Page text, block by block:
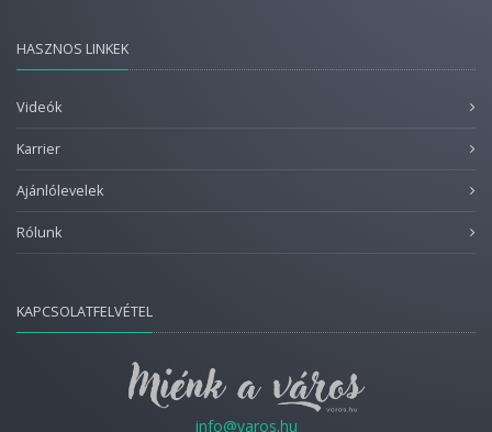
HASZNOS LINKEK
Videók
Karrier
Ajánlólevelek
Rólunk
KAPCSOLATFELVÉTEL
info@varos.hu